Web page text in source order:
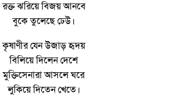
রক্ত ঝরিয়ে বিজয় আনবে
বুকে তুলেছে ঢেউ।
কৃষাণীর যেন উজাড় হৃদয়
বিলিয়ে দিলেন দেশে
মুক্তিসেনারা আসলে ঘরে
লুকিয়ে দিতেন খেতে।